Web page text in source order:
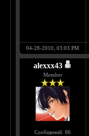
04-28-2010, 03:03 PM
alexxx43
Member
Сообщений: 86